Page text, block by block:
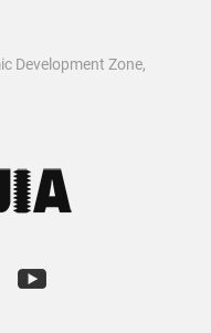
Development Zone,